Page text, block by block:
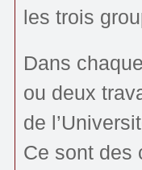
les trois
Dans
ou deux
de
Ce sont des